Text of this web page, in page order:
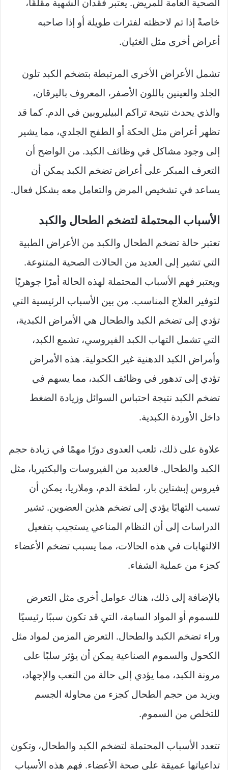
الصحية العامة للمريض. يعتبر فقدان الشهية مقلقًا،
خاصةً إذا تم لاحظته لفترات طويلة أو إذا صاحبه
أعراض أخرى مثل الغثيان.
تشمل الأعراض الأخرى المرتبطة بتضخم الكبد تلون
الجلد والعينين باللون الأصفر، المعروف باليرقان،
والذي يحدث نتيجة تراكم البيليروبين في الدم. كما قد
تظهر أعراض مثل الحكة أو الطفح الجلدي، مما يشير
إلى وجود مشاكل في وظائف الكبد. من الواضح أن
التعرف المبكر على أعراض تضخم الكبد يمكن أن
يساعد في تشخيص المرض والتعامل معه بشكل فعال.
الأسباب المحتملة لتضخم الطحال والكبد
تعتبر حالة تضخم الطحال والكبد من الأعراض الطبية
التي تشير إلى العديد من الحالات الصحية المتنوعة.
ويعتبر فهم الأسباب المحتملة لهذه الحالة أمرًا جوهريًا
لتوفير العلاج المناسب. من بين الأسباب الرئيسية التي
تؤدي إلى تضخم الكبد والطحال هي الأمراض الكبدية،
التي تشمل التهاب الكبد الفيروسي، تشمع الكبد،
وأمراض الكبد الدهنية غير الكحولية. هذه الأمراض
تؤدي إلى تدهور في وظائف الكبد، مما يسهم في
تضخم الكبد نتيجة احتباس السوائل وزيادة الضغط
داخل الأوردة الكبدية.
علاوة على ذلك، تلعب العدوى دورًا مهمًا في زيادة حجم
الكبد والطحال. فالعديد من الفيروسات والبكتيريا، مثل
فيروس إبشتاين بار، لطخة الدم، وملاريا، يمكن أن
تسبب التهابًا يؤدي إلى تضخم هذين العضوين. تشير
الدراسات إلى أن النظام المناعي يستجيب بتفعيل
الالتهابات في هذه الحالات، مما يسبب تضخم الأعضاء
كجزء من عملية الشفاء.
بالإضافة إلى ذلك، هناك عوامل أخرى مثل التعرض
للسموم أو المواد السامة، التي قد تكون سببًا رئيسيًا
وراء تضخم الكبد والطحال. التعرض المزمن لمواد مثل
الكحول والسموم الصناعية يمكن أن يؤثر سلبًا على
مرونة الكبد، مما يؤدي إلى حالة من التعب والإجهاد،
ويزيد من حجم الطحال كجزء من محاولة الجسم
للتخلص من السموم.
تتعدد الأسباب المحتملة لتضخم الكبد والطحال، وتكون
تداعياتها عميقة على صحة الأعضاء. فهم هذه الأسباب